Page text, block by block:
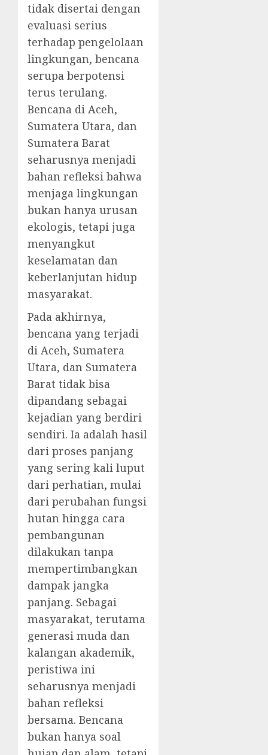
tidak disertai dengan
evaluasi serius
terhadap pengelolaan
lingkungan, bencana
serupa berpotensi
terus terulang.
Bencana di Aceh,
Sumatera Utara, dan
Sumatera Barat
seharusnya menjadi
bahan refleksi bahwa
menjaga lingkungan
bukan hanya urusan
ekologis, tetapi juga
menyangkut
keselamatan dan
keberlanjutan hidup
masyarakat.
Pada akhirnya,
bencana yang terjadi
di Aceh, Sumatera
Utara, dan Sumatera
Barat tidak bisa
dipandang sebagai
kejadian yang berdiri
sendiri. Ia adalah hasil
dari proses panjang
yang sering kali luput
dari perhatian, mulai
dari perubahan fungsi
hutan hingga cara
pembangunan
dilakukan tanpa
mempertimbangkan
dampak jangka
panjang. Sebagai
masyarakat, terutama
generasi muda dan
kalangan akademik,
peristiwa ini
seharusnya menjadi
bahan refleksi
bersama. Bencana
bukan hanya soal